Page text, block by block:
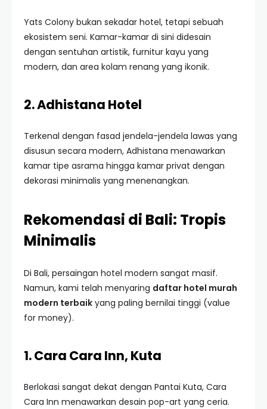
Yats Colony bukan sekadar hotel, tetapi sebuah
ekosistem seni. Kamar-kamar di sini didesain
dengan sentuhan artistik, furnitur kayu yang
modern, dan area kolam renang yang ikonik.
2. Adhistana Hotel
Terkenal dengan fasad jendela-jendela lawas yang
disusun secara modern, Adhistana menawarkan
kamar tipe asrama hingga kamar privat dengan
dekorasi minimalis yang menenangkan.
Rekomendasi di Bali: Tropis
Minimalis
Di Bali, persaingan hotel modern sangat masif.
Namun, kami telah menyaring daftar hotel murah
modern terbaik yang paling bernilai tinggi (value
for money).
1. Cara Cara Inn, Kuta
Berlokasi sangat dekat dengan Pantai Kuta, Cara
Cara Inn menawarkan desain pop-art yang ceria.